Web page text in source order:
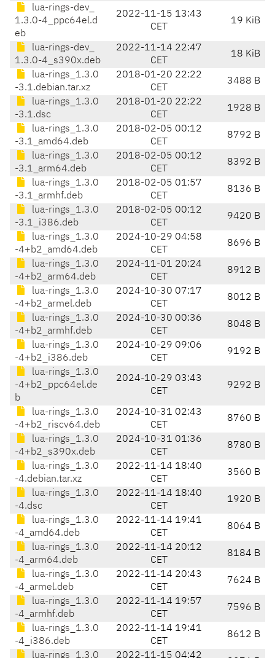
lua-rings-dev_
1.3.0-4_ppc64el.d
eb
2022-11-15 13:43
CET
19 KiB
lua-rings-dev_
1.3.0-4_s390x.deb
2022-11-14 22:47
CET
18 KiB
lua-rings_1.3.0
-3.1.debian.tar.xz
2018-01-20 22:22
CET
3488 B
lua-rings_1.3.0
-3.1.dsc
2018-01-20 22:22
CET
1928 B
lua-rings_1.3.0
-3.1_amd64.deb
2018-02-05 00:12
CET
8792 B
lua-rings_1.3.0
-3.1_arm64.deb
2018-02-05 00:12
CET
8392 B
lua-rings_1.3.0
-3.1_armhf.deb
2018-02-05 01:57
CET
8136 B
lua-rings_1.3.0
-3.1_i386.deb
2018-02-05 00:12
CET
9420 B
lua-rings_1.3.0
-4+b2_amd64.deb
2024-10-29 04:58
CET
8696 B
lua-rings_1.3.0
-4+b2_arm64.deb
2024-11-01 20:24
CET
8912 B
lua-rings_1.3.0
-4+b2_armel.deb
2024-10-30 07:17
CET
8012 B
lua-rings_1.3.0
-4+b2_armhf.deb
2024-10-30 00:36
CET
8048 B
lua-rings_1.3.0
-4+b2_i386.deb
2024-10-29 09:06
CET
9192 B
lua-rings_1.3.0
-4+b2_ppc64el.de
b
2024-10-29 03:43
CET
9292 B
lua-rings_1.3.0
-4+b2_riscv64.deb
2024-10-31 02:43
CET
8760 B
lua-rings_1.3.0
-4+b2_s390x.deb
2024-10-31 01:36
CET
8780 B
lua-rings_1.3.0
-4.debian.tar.xz
2022-11-14 18:40
CET
3560 B
lua-rings_1.3.0
-4.dsc
2022-11-14 18:40
CET
1920 B
lua-rings_1.3.0
-4_amd64.deb
2022-11-14 19:41
CET
8064 B
lua-rings_1.3.0
-4_arm64.deb
2022-11-14 20:12
CET
8184 B
lua-rings_1.3.0
-4_armel.deb
2022-11-14 20:43
CET
7624 B
lua-rings_1.3.0
-4_armhf.deb
2022-11-14 19:57
CET
7596 B
lua-rings_1.3.0
-4_i386.deb
2022-11-14 19:41
CET
8612 B
lua-rings_1.3.0 2022-11-15 04:42